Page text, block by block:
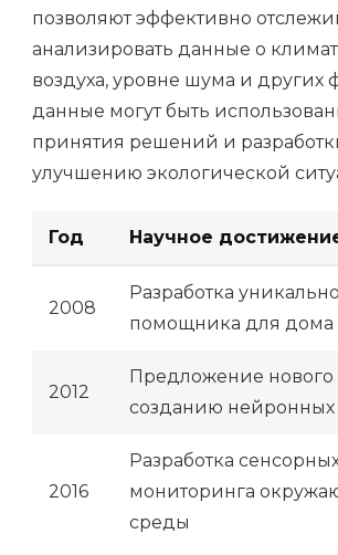
позволяют эффективно
анализировать данные о
воздуха, уровне шума и других
данные могут быть
принятия решений и
улучшению экологической
Год Научное
2008
Разработка
помощника для дома
2012
Предложение нового
созданию нейронных
2016
Разработка
мониторинга
среды